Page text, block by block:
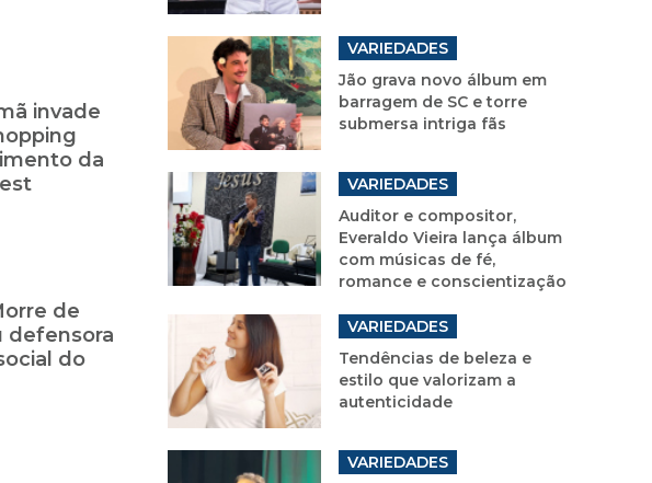
invade
da
de
defensora
do
VARIEDADES
Jão grava novo álbum em
barragem de SC e torre
submersa intriga fãs
VARIEDADES
Auditor e compositor,
Everaldo Vieira lança álbum
com músicas de fé,
romance e conscientização
VARIEDADES
Tendências de beleza e
estilo que valorizam a
autenticidade
VARIEDADES